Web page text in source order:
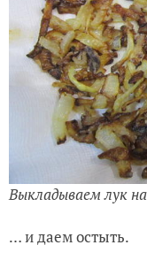
Выкладываем лук
… и даем остыть.